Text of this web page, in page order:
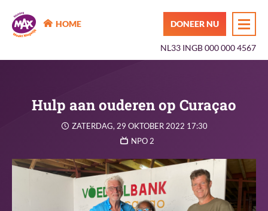
MAX Maakt Mogelijk
HOME DONEER NU
NL33 INGB 000 000 4567
Hulp aan ouderen op Curaçao
ZATERDAG, 29 OKTOBER 2022 17:30
NPO 2